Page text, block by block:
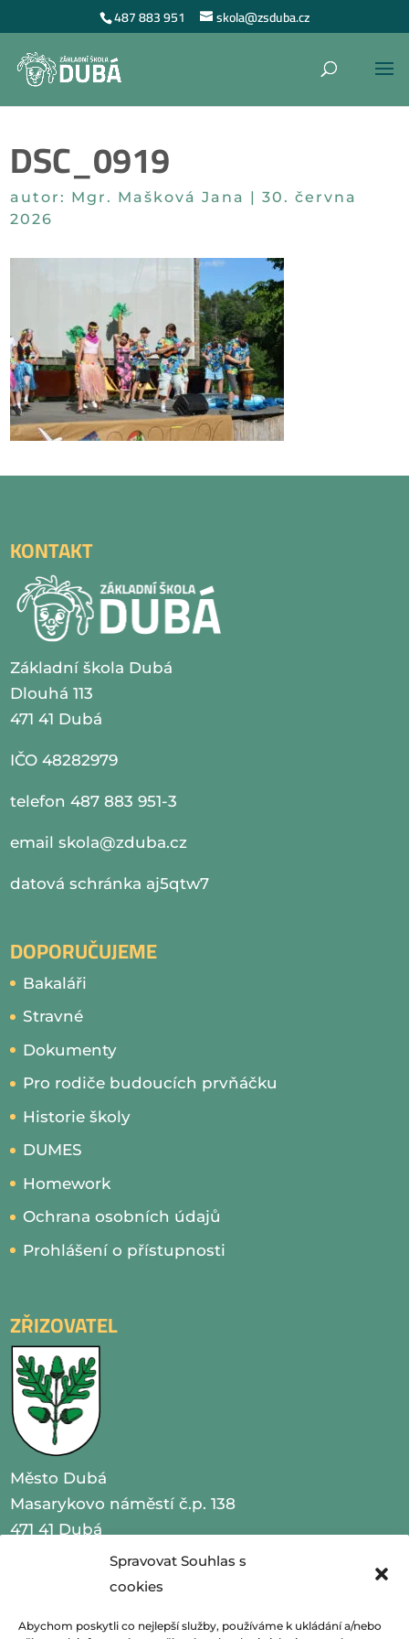
Spravovat Souhlas s
cookies
Abychom poskytli co nejlepší služby, používáme k ukládání a/nebo
487 883 951 skola@zsduba.cz
DSC_0919
autor: Mgr. Mašková Jana |30. června
2026
KONTAKT
Základní škola Dubá
Dlouhá 113
471 41 Dubá
IČO 48282979
telefon 487 883 951-3
emailskola@zduba.cz
datová schránka aj5qtw7
DOPORUČUJEME
Bakaláři
Stravné
Dokumenty
Pro rodiče budoucích prvňáčku
Historie školy
DUMES
Homework
Ochrana osobních údajů
Prohlášení o přístupnosti
ZŘIZOVATEL
Město Dubá
Masarykovo náměstí č.p. 138
471 41 Dubá
IČO 00260479